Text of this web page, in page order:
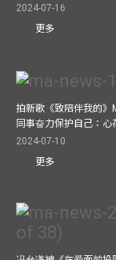
2024-07-16
更多
拍新歌《致陪伴我的》
同事奋力保护自己：
2024-07-10
更多